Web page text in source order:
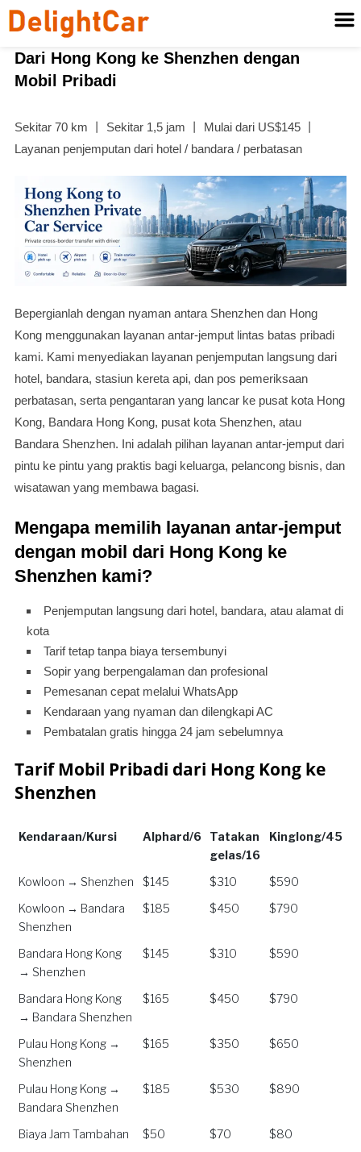
Dari Hong Kong ke Shenzhen dengan
Mobil Pribadi
Sekitar 70 km 丨 Sekitar 1,5 jam 丨 Mulai dari US$145 丨
Layanan penjemputan dari hotel / bandara / perbatasan
Bepergianlah dengan nyaman antara Shenzhen dan Hong
Kong menggunakan layanan antar-jemput lintas batas pribadi
kami. Kami menyediakan layanan penjemputan langsung dari
hotel, bandara, stasiun kereta api, dan pos pemeriksaan
perbatasan, serta pengantaran yang lancar ke pusat kota Hong
Kong, Bandara Hong Kong, pusat kota Shenzhen, atau
Bandara Shenzhen. Ini adalah pilihan layanan antar-jemput dari
pintu ke pintu yang praktis bagi keluarga, pelancong bisnis, dan
wisatawan yang membawa bagasi.
Mengapa memilih layanan antar-jemput
dengan mobil dari Hong Kong ke
Shenzhen kami?
Penjemputan langsung dari hotel, bandara, atau alamat di
kota
Tarif tetap tanpa biaya tersembunyi
Sopir yang berpengalaman dan profesional
Pemesanan cepat melalui WhatsApp
Kendaraan yang nyaman dan dilengkapi AC
Pembatalan gratis hingga 24 jam sebelumnya
Tarif Mobil Pribadi dari Hong Kong ke
Shenzhen
Kendaraan/Kursi Alphard/6
Tatakan
gelas/16
Kinglong/45
Kendaraan/Kursi Alphard/6
Tatakan
Kinglong/45
Kowloon → Shenzhen $145 $310
$590
Kowloon → Bandara
Shenzhen
$185 $450 $790
Bandara Hong Kong
→ Shenzhen
$145 $310 $590
Bandara Hong Kong
→ Bandara Shenzhen
$165 $450 $790
Pulau Hong Kong →
Shenzhen
$165 $350 $650
Pulau Hong Kong →
Bandara Shenzhen
$185 $530 $890
Biaya Jam Tambahan $50 $70 $80